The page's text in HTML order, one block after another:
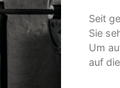
Seit
Sie
Um
auf